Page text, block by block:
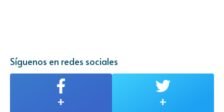
Síguenos en redes sociales
+ +